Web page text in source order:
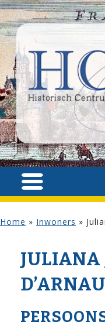
Home » Inwoners »
JULIANA